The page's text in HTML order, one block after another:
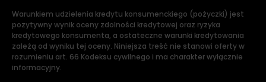
Warunkiem udzielenia kredytu konsumenckiego (pożyczki) jest
pozytywny wynik oceny zdolności kredytowej oraz ryzyka
kredytowego konsumenta, a ostateczne warunki kredytowania
zależą od wyniku tej oceny. Niniejsza treść nie stanowi oferty w
rozumieniu art. 66 Kodeksu cywilnego i ma charakter wyłącznie
informacyjny.